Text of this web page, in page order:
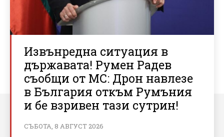
Извънредна ситуация в
държавата! Румен Радев
съобщи от МС: Дрон навлезе
в България откъм Румъния
и бе взривен тази сутрин!
СЪБОТА, 8 АВГУСТ 2026